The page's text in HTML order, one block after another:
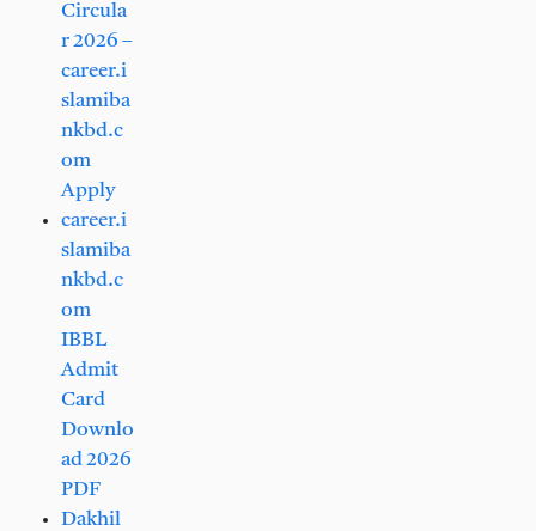
Circula
r 2026 –
career.i
slamiba
nkbd.c
om
Apply
career.i
slamiba
nkbd.c
om
IBBL
Admit
Card
Downlo
ad 2026
PDF
Dakhil